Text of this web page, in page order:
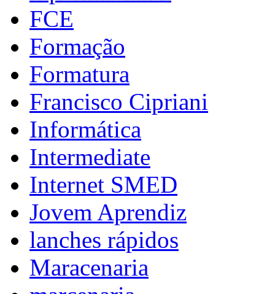
FCE
Formação
Formatura
Francisco Cipriani
Informática
Intermediate
Internet SMED
Jovem Aprendiz
lanches rápidos
Maracenaria